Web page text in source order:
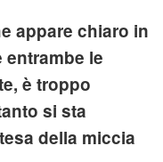
appare chiaro in
le
è troppo
si sta
della miccia